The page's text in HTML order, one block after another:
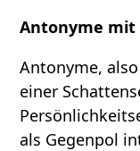
Antonyme
Antonyme,
einer
als Gegenpol